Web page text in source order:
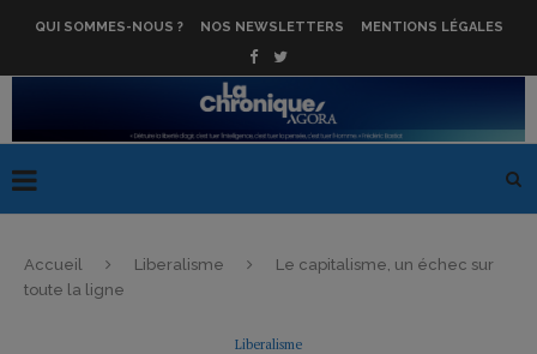
QUI SOMMES-NOUS ? NOS NEWSLETTERS MENTIONS LÉGALES
Accueil Liberalisme
Le capitalisme, un échec sur
toute la ligne
Liberalisme